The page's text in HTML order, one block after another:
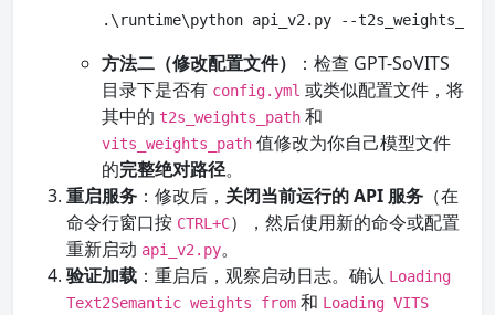
.\runtime\python api_v2.py --
方法二（修改配置文件）
：检查 GPT-SoVITS
目录下是否有 config.yml 或类似配置文件，将
其中的 t2s_weights_path 和
vits_weights_path 值修改为你自己模型文件
的完整绝对路径。
重启服务 ：修改后， 关闭当前运行的 API 服务 （在
命令行窗口按 CTRL+C），然后使用新的命令或配置
重新启动 api_v2.py。
验证加载 ：重启后，观察启动日志。确认 Loading
Text2Semantic weights from 和 Loading VITS